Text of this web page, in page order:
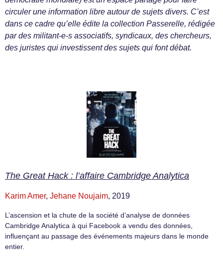
circuler une information libre autour de sujets divers. C’est
dans ce cadre qu’elle édite la collection Passerelle, rédigée
par des militant-e-s associatifs, syndicaux, des chercheurs,
des juristes qui investissent des sujets qui font débat.
The Great Hack : l’affaire Cambridge Analytica
Karim Amer, Jehane Noujaim, 2019
L’ascension et la chute de la société d’analyse de données
Cambridge Analytica à qui Facebook a vendu des données,
influençant au passage des événements majeurs dans le monde
entier.